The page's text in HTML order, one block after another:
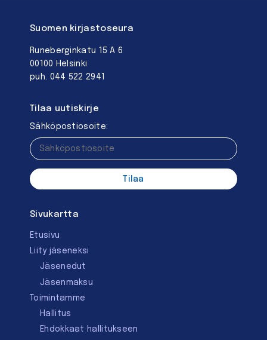
Suomen kirjastoseura
Runeberginkatu 15 A 6
00100 Helsinki
puh. 044 522 2941
Tilaa uutiskirje
Sähköpostiosoite:
Sivukartta
Etusivu
Liity jäseneksi
Jäsenedut
Jäsenmaksu
Toimintamme
Hallitus
Ehdokkaat hallitukseen